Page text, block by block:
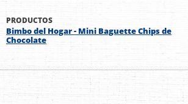
PRODUCTOS
Bimbo del Hogar - Mini Baguette Chips de
Chocolate